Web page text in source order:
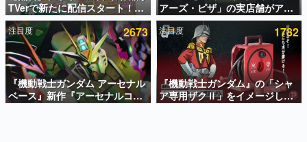
インタビュー
連載・特集一覧
殿堂入り記事
SNS拡散数が数千以上！ ページビュー数万以上！ などな
ど。多くの人々に読まれた、電ファミ渾身の“殿堂入り”記
事をまとめました。
TVerで新たに配信スタート！な
んと2018年～2024年の映画ほぼ
すべてが見放題に、ぶっちゃけ
ありえないラインナップ
アーズ・ピザ」の実店舗がアメ
リカの商業施設「American
Dream」に2027年オープン！
ScottGamesとの共同開発、食
事だけでなくステージショーや
没入型のホラー体験も楽しめる
注目度 2673
『機動戦士ガンダム アーセナル
ベース』新作『アーセナルコマ
ンダー』発表！8月28日からオ
注目度 1782
『機動戦士ガンダム』の「シャ
ア専用ザクⅡ」をイメージした
散水ホースリールが予約開始。